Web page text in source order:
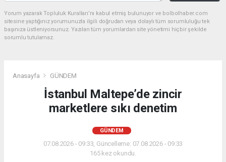
Yorum yazarak Topluluk Kuralları’nı kabul etmiş bulunuyor ve bolbolhaber.com
sitesine yaptığınız yorumunuzla ilgili doğrudan veya dolaylı tüm sorumluluğu tek
başınıza üstleniyorsunuz. Yazılan tüm yorumlardan site yönetimi hiçbir şekilde
sorumlu tutulamaz.
Anasayfa GÜNDEM
İstanbul Maltepe’de zincir
marketlere sıkı denetim
GÜNDEM
07.08.2026 - 09:33, Güncelleme: 07.08.2026 - 09:33
165 kez okundu.